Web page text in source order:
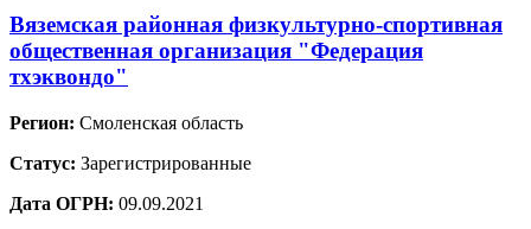
Вяземская районная физкультурно-спортивная
общественная организация "Федерация
тхэквондо"
Регион: Смоленская область
Статус: Зарегистрированные
Дата ОГРН: 09.09.2021